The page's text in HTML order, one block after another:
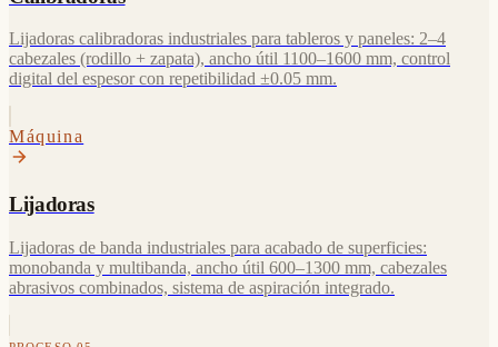
Lijadoras calibradoras industriales para tableros y paneles: 2–4
cabezales (rodillo + zapata), ancho útil 1100–1600 mm, control
digital del espesor con repetibilidad ±0.05 mm.
Máquina
Lijadoras
Lijadoras de banda industriales para acabado de superficies:
monobanda y multibanda, ancho útil 600–1300 mm, cabezales
abrasivos combinados, sistema de aspiración integrado.